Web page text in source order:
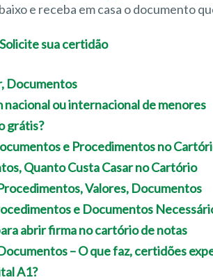
e receba em casa o documento
Documentos
ou internacional de menores
grátis?
e Procedimentos no
Quanto Custa Casar no Cartório
Valores, Documentos
e Documentos
abrir firma no cartório de notas
– O que faz, certidões
A1?